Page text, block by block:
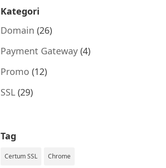
Kategori
Domain (26)
Payment Gateway (4)
Promo (12)
SSL (29)
Tag
Certum SSL Chrome